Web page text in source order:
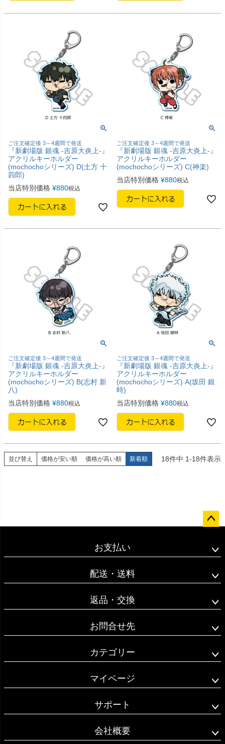
ご注文確定後 3～4週間で発送
『新劇場版 銀魂 -吉原大炎上-』
アクリルキーホルダー
(mochochoシリーズ) D(土方 十
四郎)
当店特別価格 ¥880税込
ご注文確定後 3～4週間で発送
『新劇場版 銀魂 -吉原大炎上-』
アクリルキーホルダー
(mochochoシリーズ) C(神楽)
当店特別価格 ¥880税込
ご注文確定後 3～4週間で発送
『新劇場版 銀魂 -吉原大炎上-』
アクリルキーホルダー
(mochochoシリーズ) B(志村 新
八)
当店特別価格 ¥880税込
ご注文確定後 3～4週間で発送
『新劇場版 銀魂 -吉原大炎上-』
アクリルキーホルダー
(mochochoシリーズ) A(坂田 銀
時)
当店特別価格 ¥880税込
並び替え 価格が安い順 価格が高い順 新着順 18件中 1-18件表示
ップ
お支払い
配送・送料
返品・交換
お問合せ先
カテゴリー
マイページ
サポート
会社概要